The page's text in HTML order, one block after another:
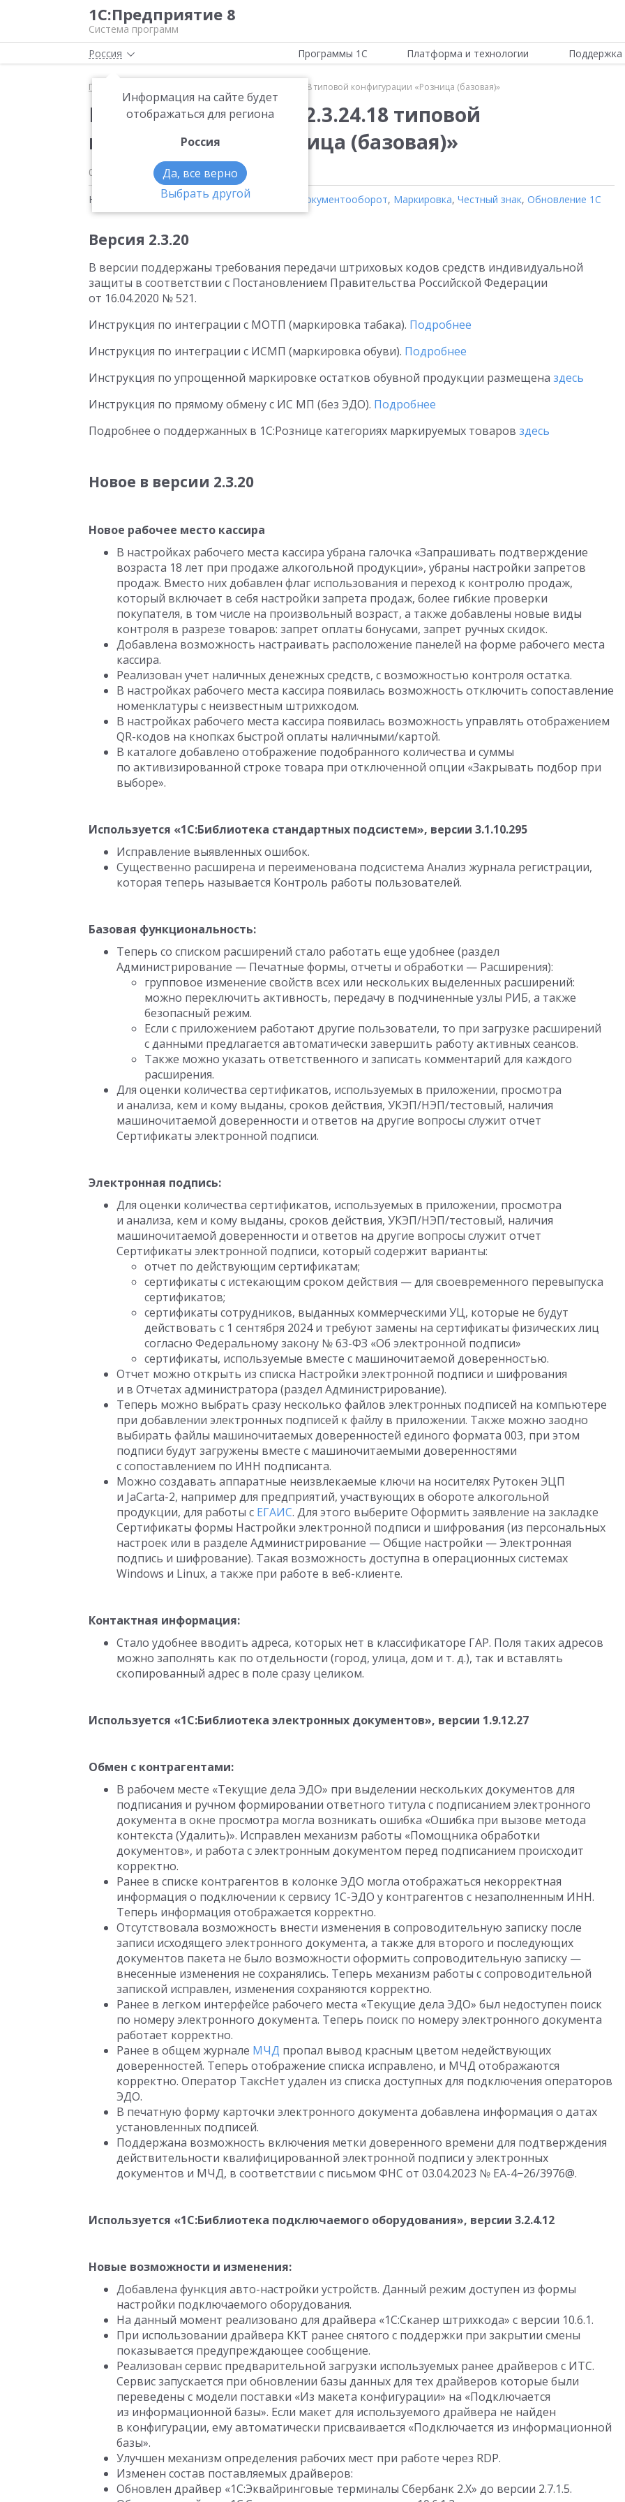
1С:Предприятие 8
Система программ
Россия
Информация на сайте будет
отображаться для региона
Россия
Да, все верно
Выбрать другой
Программы 1С Платформа и технологии Поддержка
Главная Вышла новая версия 2.3.24.18 типовой конфигурации «Розница (базовая)»
Вышла новая версия 2.3.24.18 типовой
конфигурации «Розница (базовая)»
09.02.2026
Новости на тему:1С:Розница, Электронный документооборот, Маркировка, Честный знак, Обновление 1С
Версия 2.3.20
В версии поддержаны требования передачи штриховых кодов средств индивидуальной
защиты в соответствии с Постановлением Правительства Российской Федерации
от 16.04.2020 № 521.
Инструкция по интеграции с МОТП (маркировка табака). Подробнее
Инструкция по интеграции с ИСМП (маркировка обуви). Подробнее
Инструкция по упрощенной маркировке остатков обувной продукции размещена здесь
Инструкция по прямому обмену с ИС МП (без ЭДО). Подробнее
Подробнее о поддержанных в 1С:Рознице категориях маркируемых товаров здесь
Новое в версии 2.3.20
Новое рабочее место кассира
В настройках рабочего места кассира убрана галочка «Запрашивать подтверждение
возраста 18 лет при продаже алкогольной продукции», убраны настройки запретов
продаж. Вместо них добавлен флаг использования и переход к контролю продаж,
который включает в себя настройки запрета продаж, более гибкие проверки
покупателя, в том числе на произвольный возраст, а также добавлены новые виды
контроля в разрезе товаров: запрет оплаты бонусами, запрет ручных скидок.
Добавлена возможность настраивать расположение панелей на форме рабочего места
кассира.
Реализован учет наличных денежных средств, с возможностью контроля остатка.
В настройках рабочего места кассира появилась возможность отключить сопоставление
номенклатуры с неизвестным штрихкодом.
В настройках рабочего места кассира появилась возможность управлять отображением
QR-кодов на кнопках быстрой оплаты наличными/картой.
В каталоге добавлено отображение подобранного количества и суммы
по активизированной строке товара при отключенной опции «Закрывать подбор при
выборе».
Используется «1С:Библиотека стандартных подсистем», версии 3.1.10.295
Исправление выявленных ошибок.
Существенно расширена и переименована подсистема Анализ журнала регистрации,
которая теперь называется Контроль работы пользователей.
Базовая функциональность:
Теперь со списком расширений стало работать еще удобнее (раздел
Администрирование — Печатные формы, отчеты и обработки — Расширения):
групповое изменение свойств всех или нескольких выделенных расширений:
можно переключить активность, передачу в подчиненные узлы РИБ, а также
безопасный режим.
Если с приложением работают другие пользователи, то при загрузке расширений
с данными предлагается автоматически завершить работу активных сеансов.
Также можно указать ответственного и записать комментарий для каждого
расширения.
Для оценки количества сертификатов, используемых в приложении, просмотра
и анализа, кем и кому выданы, сроков действия, УКЭП/НЭП/тестовый, наличия
машиночитаемой доверенности и ответов на другие вопросы служит отчет
Сертификаты электронной подписи.
Электронная подпись:
Для оценки количества сертификатов, используемых в приложении, просмотра
и анализа, кем и кому выданы, сроков действия, УКЭП/НЭП/тестовый, наличия
машиночитаемой доверенности и ответов на другие вопросы служит отчет
Сертификаты электронной подписи, который содержит варианты:
отчет по действующим сертификатам;
сертификаты с истекающим сроком действия — для своевременного перевыпуска
сертификатов;
сертификаты сотрудников, выданных коммерческими УЦ, которые не будут
действовать с 1 сентября 2024 и требуют замены на сертификаты физических лиц
согласно Федеральному закону № 63-ФЗ «Об электронной подписи»
сертификаты, используемые вместе с машиночитаемой доверенностью.
Отчет можно открыть из списка Настройки электронной подписи и шифрования
и в Отчетах администратора (раздел Администрирование).
Теперь можно выбрать сразу несколько файлов электронных подписей на компьютере
при добавлении электронных подписей к файлу в приложении. Также можно заодно
выбирать файлы машиночитаемых доверенностей единого формата 003, при этом
подписи будут загружены вместе с машиночитаемыми доверенностями
с сопоставлением по ИНН подписанта.
Можно создавать аппаратные неизвлекаемые ключи на носителях Рутокен ЭЦП
и JaCarta-2, например для предприятий, участвующих в обороте алкогольной
продукции, для работы с ЕГАИС. Для этого выберите Оформить заявление на закладке
Сертификаты формы Настройки электронной подписи и шифрования (из персональных
настроек или в разделе Администрирование — Общие настройки — Электронная
подпись и шифрование). Такая возможность доступна в операционных системах
Windows и Linux, а также при работе в веб-клиенте.
Контактная информация:
Стало удобнее вводить адреса, которых нет в классификаторе ГАР. Поля таких адресов
можно заполнять как по отдельности (город, улица, дом и т. д.), так и вставлять
скопированный адрес в поле сразу целиком.
Используется «1С:Библиотека электронных документов», версии 1.9.12.27
Обмен с контрагентами:
В рабочем месте «Текущие дела ЭДО» при выделении нескольких документов для
подписания и ручном формировании ответного титула с подписанием электронного
документа в окне просмотра могла возникать ошибка «Ошибка при вызове метода
контекста (Удалить)». Исправлен механизм работы «Помощника обработки
документов», и работа с электронным документом перед подписанием происходит
корректно.
Ранее в списке контрагентов в колонке ЭДО могла отображаться некорректная
информация о подключении к сервису 1С-ЭДО у контрагентов с незаполненным ИНН.
Теперь информация отображается корректно.
Отсутствовала возможность внести изменения в сопроводительную записку после
записи исходящего электронного документа, а также для второго и последующих
документов пакета не было возможности оформить сопроводительную записку —
внесенные изменения не сохранялись. Теперь механизм работы с сопроводительной
запиской исправлен, изменения сохраняются корректно.
Ранее в легком интерфейсе рабочего места «Текущие дела ЭДО» был недоступен поиск
по номеру электронного документа. Теперь поиск по номеру электронного документа
работает корректно.
Ранее в общем журнале МЧД пропал вывод красным цветом недействующих
доверенностей. Теперь отображение списка исправлено, и МЧД отображаются
корректно. Оператор ТаксНет удален из списка доступных для подключения операторов
ЭДО.
В печатную форму карточки электронного документа добавлена информация о датах
установленных подписей.
Поддержана возможность включения метки доверенного времени для подтверждения
действительности квалифицированной электронной подписи у электронных
документов и МЧД, в соответствии с письмом ФНС от 03.04.2023 № ЕА-4−26/3976@.
Используется «1C:Библиотека подключаемого оборудования», версии 3.2.4.12
Новые возможности и изменения:
Добавлена функция авто-настройки устройств. Данный режим доступен из формы
настройки подключаемого оборудования.
На данный момент реализовано для драйвера «1С:Сканер штрихкода» с версии 10.6.1.
При использовании драйвера ККТ ранее снятого с поддержки при закрытии смены
показывается предупреждающее сообщение.
Реализован сервис предварительной загрузки используемых ранее драйверов с ИТС.
Сервис запускается при обновлении базы данных для тех драйверов которые были
переведены с модели поставки «Из макета конфигурации» на «Подключается
из информационной базы». Если макет для используемого драйвера не найден
в конфигурации, ему автоматически присваивается «Подключается из информационной
базы».
Улучшен механизм определения рабочих мест при работе через RDP.
Изменен состав поставляемых драйверов:
Обновлен драйвер «1С:Эквайринговые терминалы Сбербанк 2.Х» до версии 2.7.1.5.